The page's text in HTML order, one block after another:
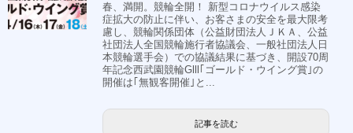
春、満開。競輪全開！ 新型コロナウイルス感染
症拡大の防止に伴い、お客さまの安全を最大限考
慮し、競輪関係団体（公益財団法人ＪＫＡ、公益
社団法人全国競輪施行者協議会、一般社団法人日
本競輪選手会）での協議結果に基づき、開設70周
年記念西武園競輪Glll｢ゴールド・ウイング賞｣の
開催は｢無観客開催｣と...
記事を読む